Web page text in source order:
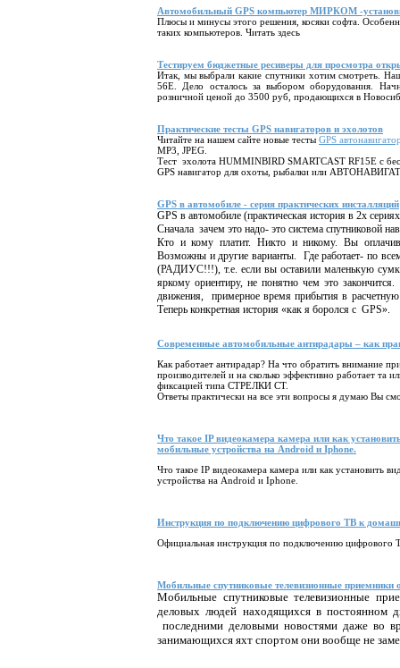
Автомобильный GPS компьютер МИРКОМ -
Плюсы и минусы этого решения, косяки софта.
таких компьютеров. Читать здесь
Тестируем бюджетные ресиверы для просмотра
Итак, мы выбрали какие спутники хотим смотреть.
56Е. Дело осталось за выбором оборудования.
розничной ценой до 3500 руб, продающихся в
Практические тесты GPS навигаторов и эхолотов
Читайте на нашем сайте новые тесты GPS
MP3, JPEG.
Тест эхолота HUMMINBIRD SMARTCAST RF15E с
GPS навигатор для охоты, рыбалки или
GPS в автомобиле - серия практических инсталляций
GPS в автомобиле (практическая история в 2х
Сначала зачем это надо- это система спутниковой
Кто и кому платит. Никто и никому. Вы
Возможны и другие варианты. Где работает- по
(РАДИУС!!!), т.е. если вы оставили маленькую
яркому ориентиру, не понятно чем это
движения, примерное время прибытия в
Теперь конкретная история «как я боролся с GPS».
Современные автомобильные антирадары – как
Как работает антирадар? На что обратить внимание
производителей и на сколько эффективно работает
фиксацией типа СТРЕЛКИ СТ.
Ответы практически на все эти вопросы я думаю Вы
Что такое IP видеокамера камера или как
мобильные устройства на Android и Iphone.
Что такое IP видеокамера камера или как установить
устройства на Android и Iphone.
Инструкция по подключению цифрового ТВ к
Официальная инструкция по подключению цифрового
Мобильные спутниковые телевизионные
Мобильные спутниковые телевизионные
деловых людей находящихся в постоянном
последними деловыми новостями даже во
занимающихся яхт спортом они вообще не